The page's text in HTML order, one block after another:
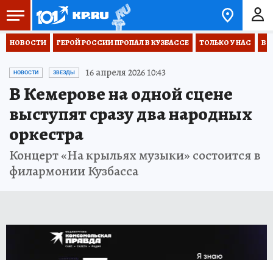
НОВОСТИ ГЕРОЙ РОССИИ ПРОПАЛ В КУЗБАССЕ ТОЛЬКО У НАС
НОВОСТИ ЗВЕЗДЫ 16 апреля 2026 10:43
В Кемерове на одной сцене
выступят сразу два народных
оркестра
Концерт «На крыльях музыки» состоится в
филармонии Кузбасса